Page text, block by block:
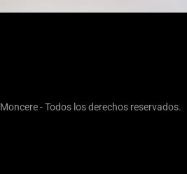
- Todos los derechos reservados.